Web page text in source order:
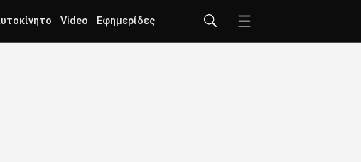
Video Εφημερίδες